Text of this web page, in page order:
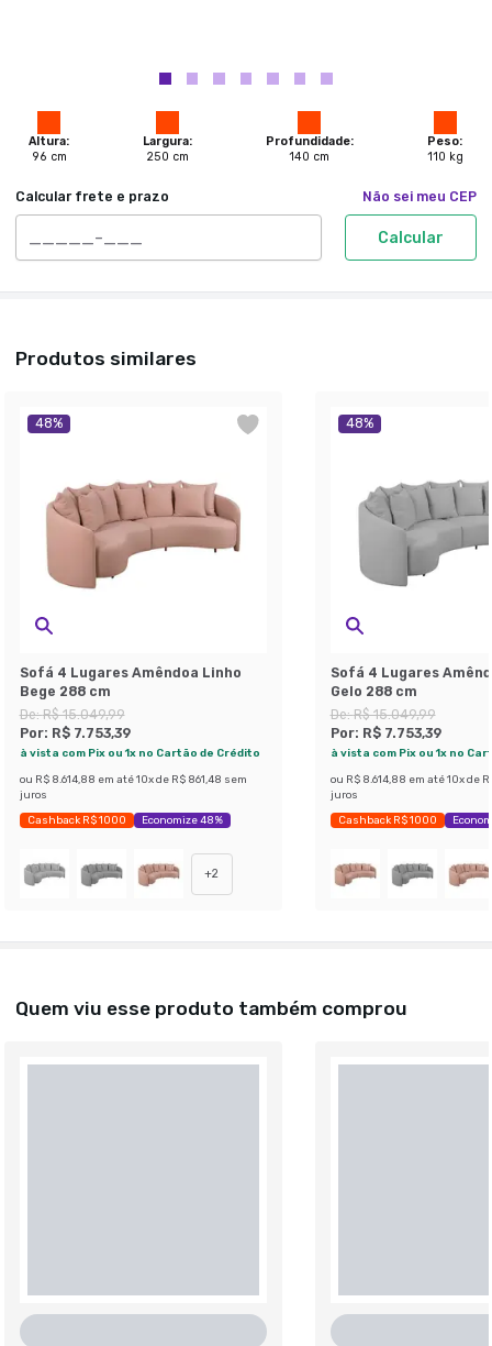
Altura:
96 cm
Largura:
250 cm
Profundidade:
140 cm
Peso:
110 kg
Calcular frete e prazo Não sei meu CEP
Calcular
Produtos similares
48%
Sofá 4 Lugares Amêndoa Linho
Bege 288 cm
De:R$ 15.049,99
Por: R$ 7.753,39
à vista com Pix ou 1x no Cartão de Crédito
ou R$ 8.614,88 em até 10x de R$ 861,48 sem
juros
Cashback R$ 1000 Economize 48%
+2
48%
Sofá 4 Lugares
Gelo 288 cm
De:R$ 15.049,99
Por: R$ 7.753,39
à vista com Pix ou 1x no
ou R$ 8.614,88 em até 10x de
juros
Cashback R$ 1000
Quem viu esse produto também comprou